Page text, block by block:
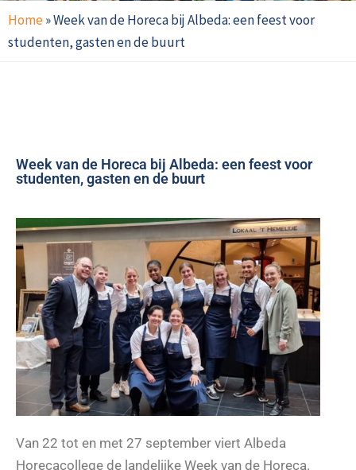
Home»Week van de Horeca bij Albeda: een feest voor
studenten, gasten en de buurt
Week van de Horeca bij Albeda: een feest voor
studenten, gasten en de buurt
Van 22 tot en met 27 september viert Albeda
Horecacollege de landelijke Week van de Horeca.